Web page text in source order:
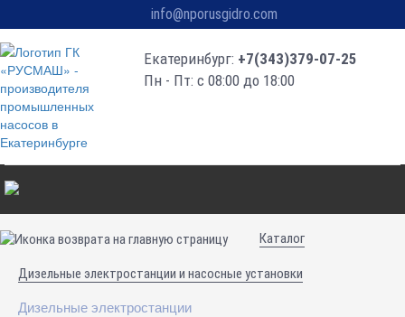
info@nporusgidro.com
Екатеринбург: +7(343)379-07-25
Пн - Пт: с 08:00 до 18:00
Каталог
Дизельные электростанции и насосные установки
Дизельные электростанции